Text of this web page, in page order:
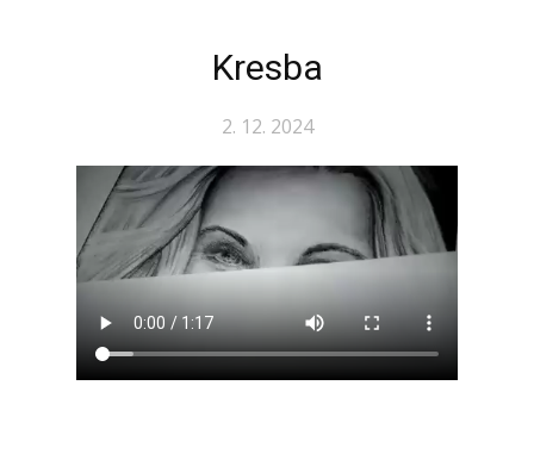
Kresba
2. 12. 2024